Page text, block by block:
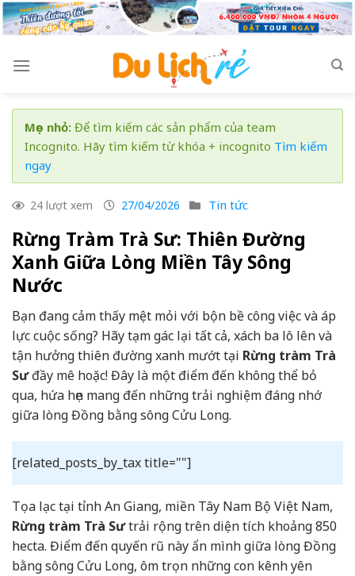
Skip
to
Mẹo nhỏ: Để tìm kiếm các sản phẩm của team
Incognito. Hãy tìm kiếm từ khóa + incognito Tìm kiếm
ngay
24 lượt xem 27/04/2026 Tin tức
Rừng Tràm Trà Sư: Thiên Đường
Xanh Giữa Lòng Miền Tây Sông
Nước
Bạn đang cảm thấy mệt mỏi với bộn bề công việc và áp
lực cuộc sống? Hãy tạm gác lại tất cả, xách ba lô lên và
tận hưởng thiên đường xanh mướt tại Rừng tràm Trà
Sưđầy mê hoặc! Đây là một điểm đến không thể bỏ
qua, hứa hẹn mang đến những trải nghiệm đáng nhớ
giữa lòng Đồng bằng sông Cửu Long.
[related_posts_by_tax title=""]
Tọa lạc tại tỉnh An Giang, miền Tây Nam Bộ Việt Nam,
Rừng tràm Trà Sưtrải rộng trên diện tích khoảng 850
hecta. Điểm đến quyến rũ này ẩn mình giữa lòng Đồng
bằng sông Cửu Long, ôm trọn những con kênh yên